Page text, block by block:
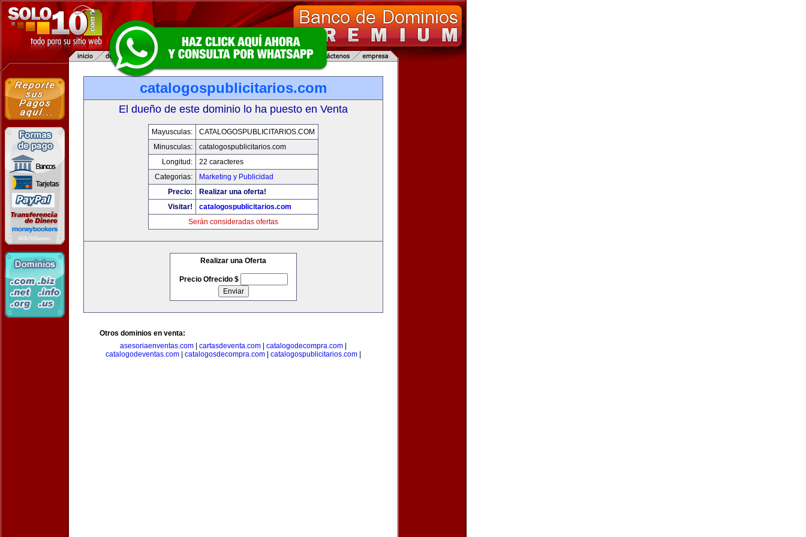
catalogospublicitarios.com
El dueño de este dominio lo ha puesto en Venta
Mayusculas:
CATALOGOSPUBLICITARIOS.COM
Minusculas:
catalogospublicitarios.com
Longitud:
22 caracteres
Categorias:
Marketing y Publicidad
Precio:
Realizar una oferta!
Visitar!
catalogospublicitarios.com
Serán consideradas ofertas
Realizar una Oferta
Precio Ofrecido $
Otros dominios en venta:
asesoriaenventas.com
cartasdeventa.com catalogodecompra.com
catalogodeventas.com
catalogosdecompra.com catalogospublicitarios.com